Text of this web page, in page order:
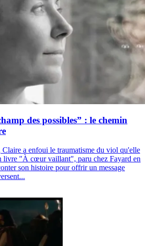
des possibles” : le chemin
a enfoui le traumatisme du viol qu'elle
livre "À cœur vaillant", paru chez Fayard en
son histoire pour offrir un message